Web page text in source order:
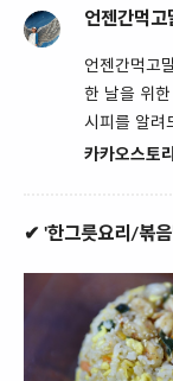
언젠간먹고
언젠간먹고
한 날을 위
시피를 알려
카카오스토
✔ '한그릇요리/볶